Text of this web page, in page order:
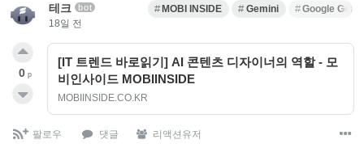
테크 bot
18일 전
MOBI INSIDE Gemini Google
[IT 트렌드 바로읽기] AI 콘텐츠 디자이너의 역할 - 모
비인사이드 MOBIINSIDE
MOBIINSIDE.CO.KR
0 p
팔로우 댓글 리액션유저